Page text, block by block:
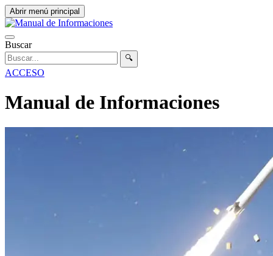
Abrir menú principal
Buscar
🔍
ACCESO
Manual de Informaciones